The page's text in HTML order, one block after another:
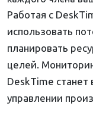
Работая с
использовать
планировать
целей.
DeskTime
управлении